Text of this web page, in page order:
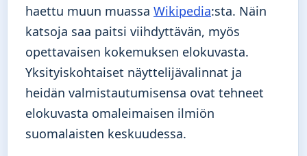
haettu muun muassa Wikipedia:sta. Näin
katsoja saa paitsi viihdyttävän, myös
opettavaisen kokemuksen elokuvasta.
Yksityiskohtaiset näyttelijävalinnat ja
heidän valmistautumisensa ovat tehneet
elokuvasta omaleimaisen ilmiön
suomalaisten keskuudessa.